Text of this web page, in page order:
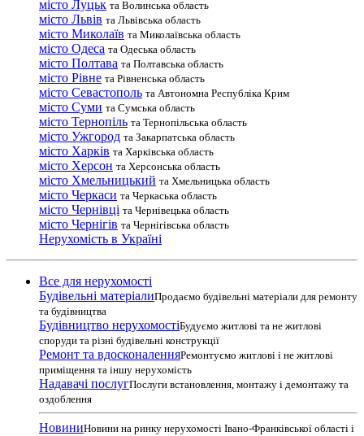
місто Луцьк та Волинська область
місто Львів та Львівська область
місто Миколаїв та Миколаївська область
місто Одеса та Одеська область
місто Полтава та Полтавська область
місто Рівне та Рівненська область
місто Севастополь та Автономна Республіка Крим
місто Суми та Сумська область
місто Тернопіль та Тернопільська область
місто Ужгород та Закарпатська область
місто Харків та Харківська область
місто Херсон та Херсонська область
місто Хмельницький та Хмельницька область
місто Черкаси та Черкаська область
місто Чернівці та Чернівецька область
місто Чернігів та Чернігівська область
Нерухомість в Україні
Все для нерухомості
Будівельні матеріалиПродаємо будівельні матеріали для ремонту
та будівництва
Будівництво нерухомостіБудуємо житлові та не житлові
споруди та різні будівельні конструкції
Ремонт та вдосконаленняРемонтуємо житлові і не житлові
приміщення та іншу нерухомість
Надавачі послугПослуги встановлення, монтажу і демонтажу та
оздоблення
НовиниНовини на ринку нерухомості Івано-Франківської області і